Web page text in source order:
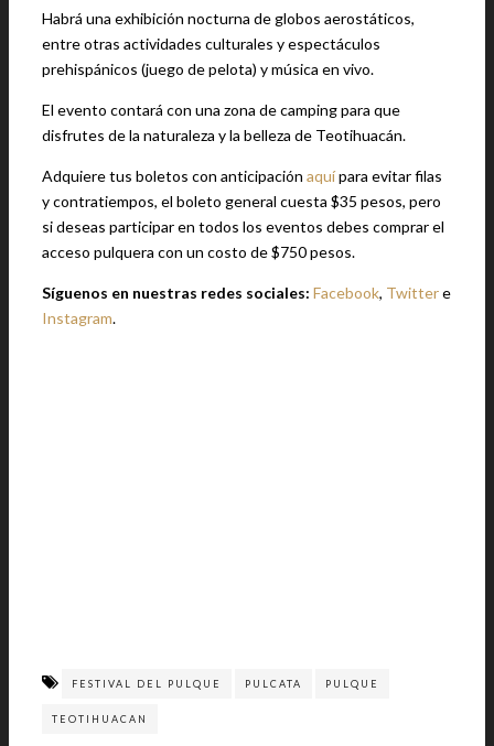
Habrá una exhibición nocturna de globos aerostáticos,
entre otras actividades culturales y espectáculos
prehispánicos (juego de pelota) y música en vivo.
El evento contará con una zona de camping para que
disfrutes de la naturaleza y la belleza de Teotihuacán.
Adquiere tus boletos con anticipación aquípara evitar filas
y contratiempos, el boleto general cuesta $35 pesos, pero
si deseas participar en todos los eventos debes comprar el
acceso pulquera con un costo de $750 pesos.
Síguenos en nuestras redes sociales: Facebook, Twittere
Instagram.
FESTIVAL DEL PULQUE PULCATA PULQUE
TEOTIHUACAN